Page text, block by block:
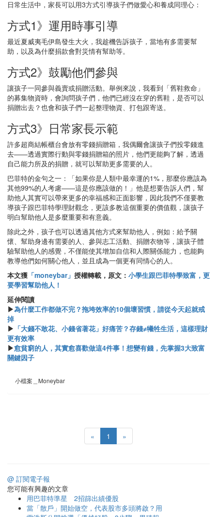
日常生活中，家長可以用3方式引導孩子們做愛心和養成同理心：
方式1》運用時事引導
最近夏威夷毛伊島發生大火，我趁機告訴孩子，當地有多需要幫
助，以及為什麼捐款會對災情有幫助等。
方式2》鼓勵他們參與
讓孩子一同參與義賣或捐贈活動。舉例來說，我看到「舊鞋救命」
的募集物資時，會詢問孩子們，他們已經沒在穿的舊鞋，是否可以
捐贈出去？也會和孩子們一起整理物資、打包跟寄送。
方式3》日常家長示範
許多超商結帳櫃台會放有零錢捐贈箱，我偶爾會讓孩子們投零錢進
去——透過實際行動與零錢捐贈箱的照片，他們更能夠了解，透過
自己能力所及的捐贈，就可以幫助更多需要的人。
巴菲特的金句之一：「如果你是人類中最幸運的1%，那麼你應該為
其他99%的人考慮——這是你應該做的！」他是想要告訴人們，幫
助他人其實可以帶來更多的幸福感和正面影響，因此我們不僅要教
導孩子跟巴菲特學理財觀念，更該多教這個重要的價值觀，讓孩子
明白幫助他人是多麼重要和有意義。
除此之外，孩子也可以透過其他方式來幫助他人，例如：給予關
懷、幫助身邊有需要的人、參與志工活動、捐贈衣物等，讓孩子體
驗幫助他人的感覺，不僅能使其增加自信和人際關係能力，也能夠
教導他們如何關心他人，並且成為一個更有同情心的人。
本文獲 「moneybar」 授權轉載，原文： 小學生跟巴菲特學致富，更
要學習幫助他人！
延伸閱讀
▶為什麼工作都做不完？拖垮效率的10個壞習慣，請從今天起就戒
掉
▶ 「大錢不敢花、小錢省著花」好痛苦？存錢≠犧牲生活，這樣理財
更有效率
▶愈貧窮的人，其實愈喜歡做這4件事！想變有錢，先掌握3大致富
關鍵因子
小檔案＿Moneybar
« 1 »
@ 訂閱電子報
您可能有興趣的文章
用巴菲特準星 2招篩出績優股
當「散戶」開始做空，代表股市多頭將啟？用